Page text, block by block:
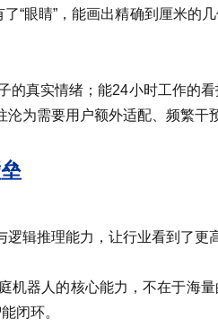
“眼睛”，能画出精确到厘米的
真实情绪；能24小时工作的
为需要用户额外适配、频繁干预
辑推理能力，让行业看到了更
机器人的核心能力，不在于海
闭环。